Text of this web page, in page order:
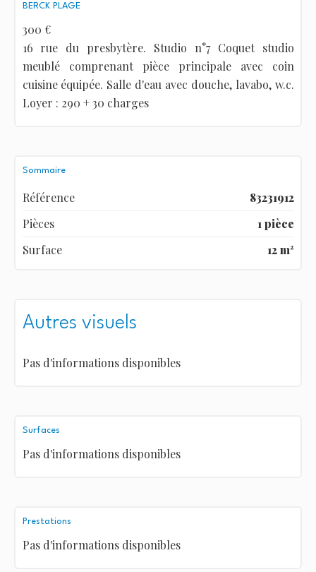
BERCK PLAGE
300 €
16 rue du presbytère. Studio n°7 Coquet studio
meublé comprenant pièce principale avec coin
cuisine équipée. Salle d'eau avec douche, lavabo, w.c.
Loyer : 290 + 30 charges
Sommaire
Référence
83231912
Pièces
1 pièce
Surface
12 m²
Autres visuels
Pas d'informations disponibles
Surfaces
Pas d'informations disponibles
Prestations
Pas d'informations disponibles